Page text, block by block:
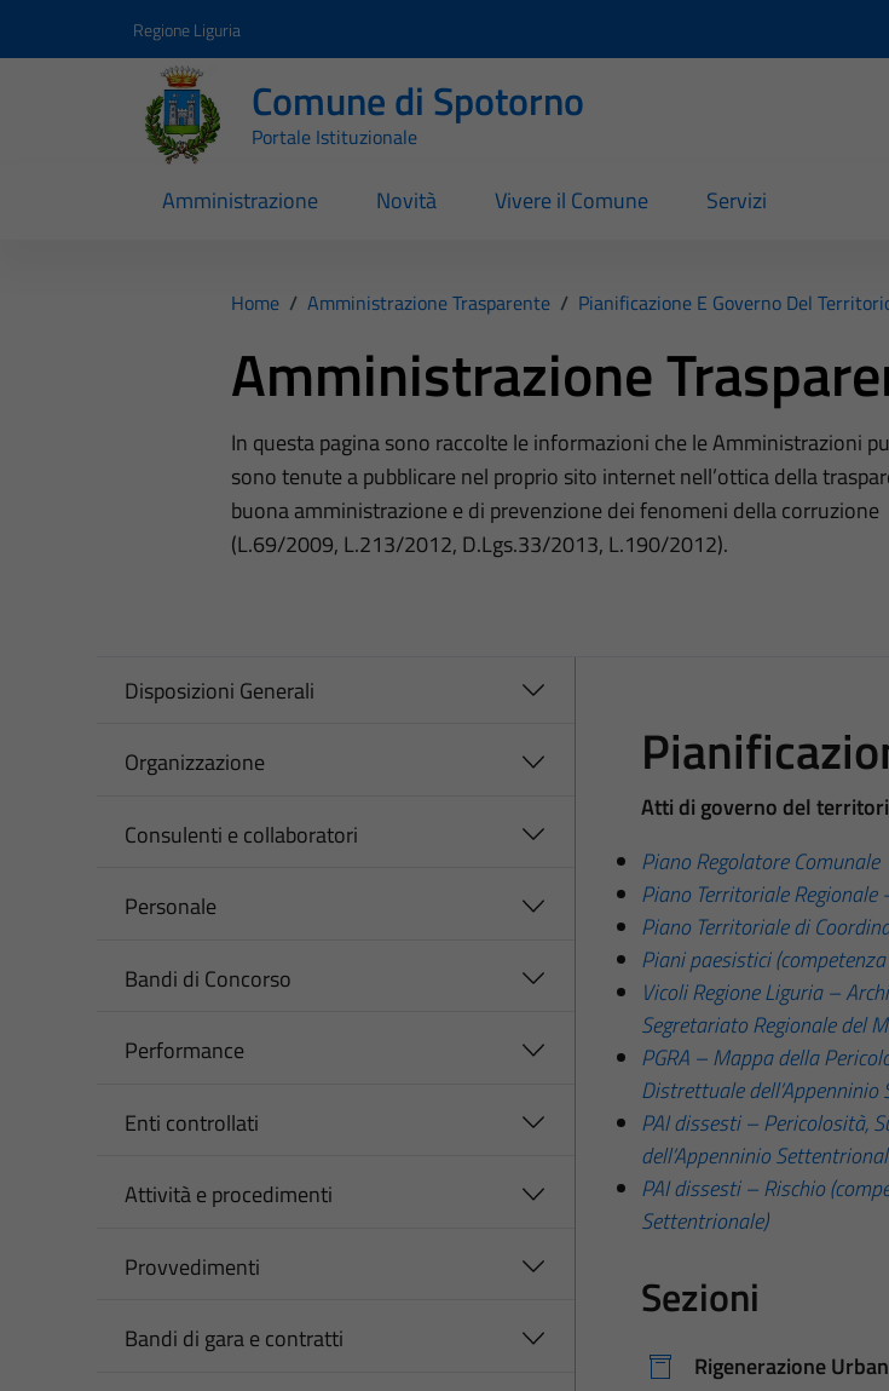
Regione Liguria
Comune di Spotorno
Portale Istituzionale
Amministrazione Novità Vivere il Comune Servizi
Home / Amministrazione Trasparente / Pianificazione E Governo Del
Amministrazione
In questa pagina sono raccolte le informazioni che le Amministrazioni
sono tenute a pubblicare nel proprio sito internet nell’ottica della
buona amministrazione e di prevenzione dei fenomeni della corruzione
(L.69/2009, L.213/2012, D.Lgs.33/2013, L.190/2012).
Disposizioni Generali
Organizzazione
Consulenti e collaboratori
Personale
Bandi di Concorso
Performance
Enti controllati
Attività e procedimenti
Provvedimenti
Bandi di gara e contratti
Atti di governo del
Piano Regolatore Comunale
Piano Territoriale Regionale
Piano Territoriale di
Piani paesistici
Vicoli Regione Liguria –
Segretariato Regionale del
PGRA – Mappa della
Distrettuale dell’Appenninio
PAI dissesti – Pericolosità,
dell’Appenninio
PAI dissesti – Rischio
Settentrionale)
Sezioni
Rigenerazione